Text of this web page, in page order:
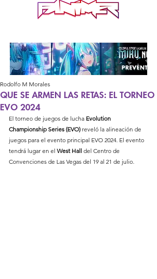
QUE SE ARMEN LAS RETAS: EL TORNEO
EVO 2024
Rodolfo M Morales
El torneo de juegos de lucha Evolution
Championship Series (EVO) reveló la alineación de
juegos para el evento principal EVO 2024. El evento
tendrá lugar en el West Hall del Centro de
Convenciones de Las Vegas del 19 al 21 de julio.